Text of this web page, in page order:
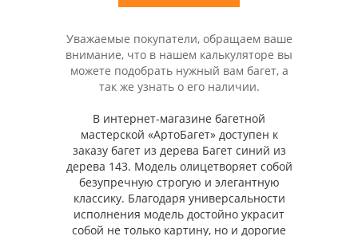
Уважаемые покупатели, обращаем ваше
внимание, что в нашем калькуляторе вы
можете подобрать нужный вам багет, а
так же узнать о его наличии.
В интернет-магазине багетной
мастерской «АртоБагет» доступен к
заказу багет из дерева Багет синий из
дерева 143. Модель олицетворяет собой
безупречную строгую и элегантную
классику. Благодаря универсальности
исполнения модель достойно украсит
собой не только картину, но и дорогие